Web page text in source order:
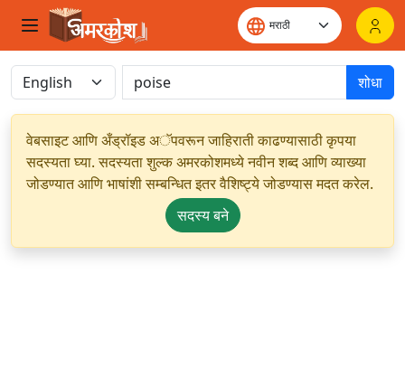
शोधा
वेबसाइट आणि अँड्रॉइड अॅपवरून जाहिराती काढण्यासाठी कृपया
सदस्यता घ्या. सदस्यता शुल्क अमरकोशमध्ये नवीन शब्द आणि व्याख्या
जोडण्यात आणि भाषांशी सम्बन्धित इतर वैशिष्ट्ये जोडण्यास मदत करेल.
सदस्य बने